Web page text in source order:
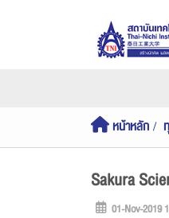
หน้าหลัก
Sakura
01-Nov-2019